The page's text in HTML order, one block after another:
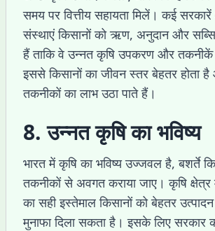
समय पर वित्तीय सहायता मिलें। कई
संस्थाएं किसानों को ऋण, अनुदान और
हैं ताकि वे उन्नत कृषि उपकरण और
इससे किसानों का जीवन स्तर बेहतर होता
तकनीकों का लाभ उठा पाते हैं।
8. उन्नत कृषि का भविष्य
भारत में कृषि का भविष्य उज्जवल है, बशर्ते
तकनीकों से अवगत कराया जाए। कृषि
का सही इस्तेमाल किसानों को बेहतर
मुनाफा दिला सकता है। इसके लिए सरकार